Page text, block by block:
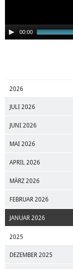
00:00
2026
JULI 2026
JUNI 2026
MAI 2026
APRIL 2026
MÄRZ 2026
FEBRUAR 2026
JANUAR 2026
2025
DEZEMBER 2025